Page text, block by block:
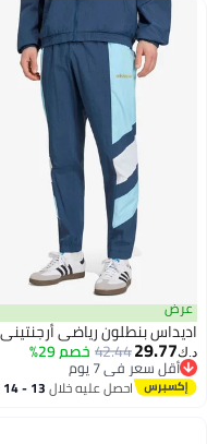
بنطلون رياضي أرجنتيني
42.44خصم 29%
في 7 يوم
في 7 يوم
احصل عليه خلال 13 - 14